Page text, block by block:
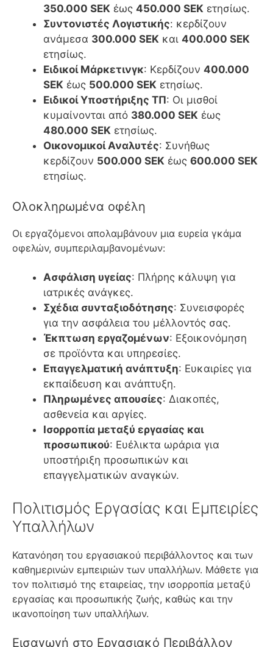
350.000 SEK έως 450.000 SEK ετησίως.
Συντονιστές Λογιστικής: κερδίζουν
ανάμεσα 300.000 SEK και 400.000 SEK
ετησίως.
Ειδικοί Μάρκετινγκ: Κερδίζουν 400.000
SEK έως 500.000 SEK ετησίως.
Ειδικοί Υποστήριξης ΤΠ: Οι μισθοί
κυμαίνονται από 380.000 SEK έως
480.000 SEK ετησίως.
Οικονομικοί Αναλυτές: Συνήθως
κερδίζουν 500.000 SEK έως 600.000 SEK
ετησίως.
Ολοκληρωμένα οφέλη
Οι εργαζόμενοι απολαμβάνουν μια ευρεία γκάμα
οφελών, συμπεριλαμβανομένων:
Ασφάλιση υγείας: Πλήρης κάλυψη για
ιατρικές ανάγκες.
Σχέδια συνταξιοδότησης: Συνεισφορές
για την ασφάλεια του μέλλοντός σας.
Έκπτωση εργαζομένων: Εξοικονόμηση
σε προϊόντα και υπηρεσίες.
Επαγγελματική ανάπτυξη: Ευκαιρίες για
εκπαίδευση και ανάπτυξη.
Πληρωμένες απουσίες: Διακοπές,
ασθενεία και αργίες.
Ισορροπία μεταξύ εργασίας και
προσωπικού: Ευέλικτα ωράρια για
υποστήριξη προσωπικών και
επαγγελματικών αναγκών.
Πολιτισμός Εργασίας και Εμπειρίες
Υπαλλήλων
Κατανόηση του εργασιακού περιβάλλοντος και των
καθημερινών εμπειριών των υπαλλήλων. Μάθετε για
τον πολιτισμό της εταιρείας, την ισορροπία μεταξύ
εργασίας και προσωπικής ζωής, καθώς και την
ικανοποίηση των υπαλλήλων.
Εισαγωγή στο Εργασιακό Περιβάλλον